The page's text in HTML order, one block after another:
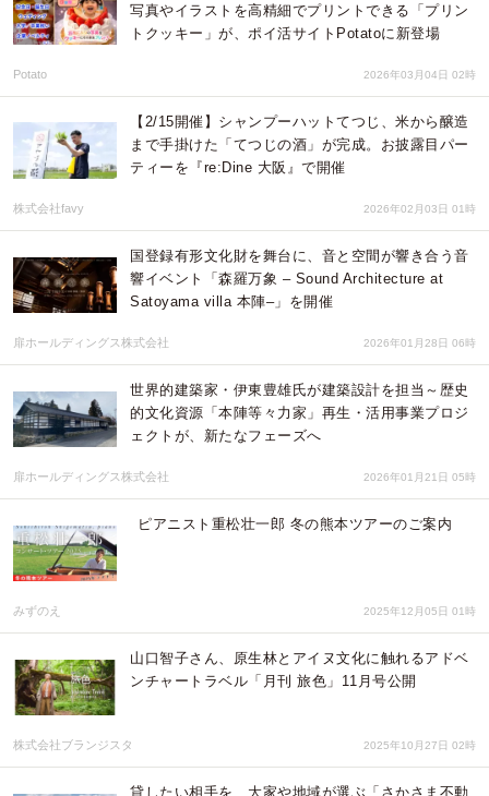
写真やイラストを高精細でプリントできる「プリン
トクッキー」が、ポイ活サイトPotatoに新登場
Potato 2026年03月04日 02時
【2/15開催】シャンプーハットてつじ、米から醸造
まで手掛けた「てつじの酒」が完成。お披露目パー
ティーを『re:Dine 大阪』で開催
株式会社favy 2026年02月03日 01時
国登録有形文化財を舞台に、音と空間が響き合う音
響イベント「森羅万象 – Sound Architecture at
Satoyama villa 本陣–」を開催
扉ホールディングス株式会社 2026年01月28日 06時
世界的建築家・伊東豊雄氏が建築設計を担当～歴史
的文化資源「本陣等々力家」再生・活用事業プロジ
ェクトが、新たなフェーズへ
扉ホールディングス株式会社 2026年01月21日 05時
ピアニスト重松壮一郎 冬の熊本ツアーのご案内
みずのえ 2025年12月05日 01時
山口智子さん、原生林とアイヌ文化に触れるアドベ
ンチャートラベル「月刊 旅色」11月号公開
株式会社ブランジスタ 2025年10月27日 02時
貸したい相手を、大家や地域が選ぶ「さかさま不動